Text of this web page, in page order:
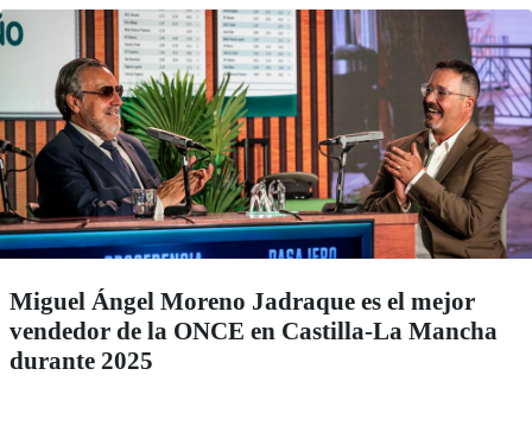
Miguel Ángel Moreno Jadraque es el mejor
vendedor de la ONCE en Castilla-La Mancha
durante 2025